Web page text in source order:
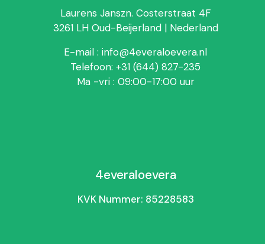
Laurens Janszn. Costerstraat 4F
3261 LH Oud-Beijerland | Nederland
E-mail : info@4everaloevera.nl
Telefoon: +31 (644) 827-235
Ma -vri : 09:00-17:00 uur
4everaloevera
KVK Nummer: 85228583